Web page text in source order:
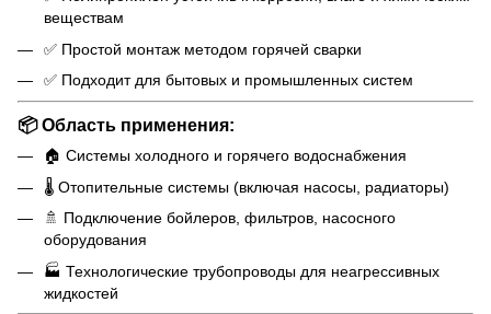
веществам
✅ Простой монтаж методом горячей сварки
✅ Подходит для бытовых и промышленных систем
📦 Область применения:
🏠 Системы холодного и горячего водоснабжения
🌡️ Отопительные системы (включая насосы, радиаторы)
🚿 Подключение бойлеров, фильтров, насосного
оборудования
🏭 Технологические трубопроводы для неагрессивных
жидкостей